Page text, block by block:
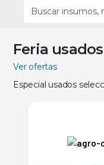
Feria
Ver ofertas
Especial usados